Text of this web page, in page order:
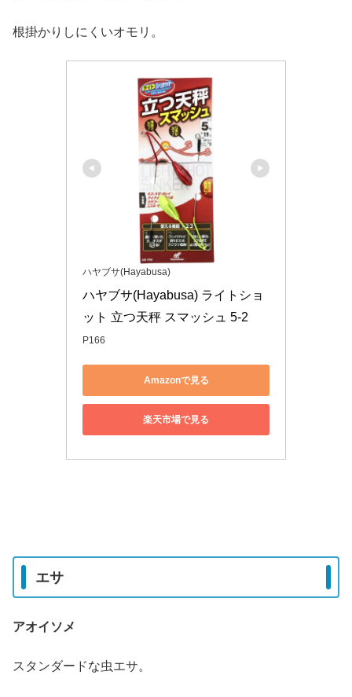
根掛かりしにくいオモリ。
ハヤブサ(Hayabusa)
ハヤブサ(Hayabusa) ライトショ
ット 立つ天秤 スマッシュ 5-2
P166
Amazonで見る
楽天市場で見る
エサ
アオイソメ
スタンダードな虫エサ。